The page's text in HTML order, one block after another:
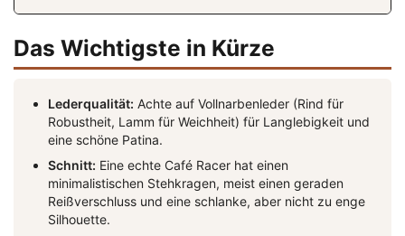
Das Wichtigste in Kürze
Lederqualität: Achte auf Vollnarbenleder (Rind für
Robustheit, Lamm für Weichheit) für Langlebigkeit und
eine schöne Patina.
Schnitt: Eine echte Café Racer hat einen
minimalistischen Stehkragen, meist einen geraden
Reißverschluss und eine schlanke, aber nicht zu enge
Silhouette.